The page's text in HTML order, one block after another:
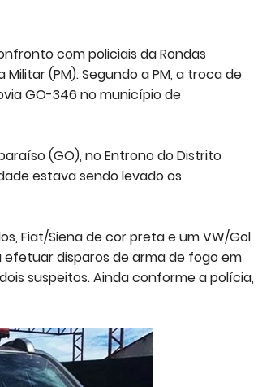
com policiais da Rondas
(PM). Segundo a PM, a troca de
GO-346 no município de
(GO), no Entrono do Distrito
estava sendo levado os
Fiat/Siena de cor preta e um VW/Gol
disparos de arma de fogo em
suspeitos. Ainda conforme a polícia,